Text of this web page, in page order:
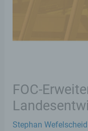
FOC-
Stephan Wefelscheid